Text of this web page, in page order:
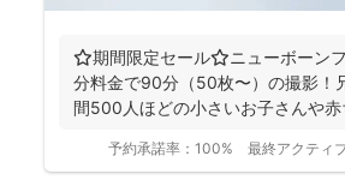
⭐️期間限定セール⭐️ニューボーン
分料金で90分（50枚〜）の撮影！
間500人ほどの小さいお子さんや赤
予約承諾率： 100% 最終アクティ